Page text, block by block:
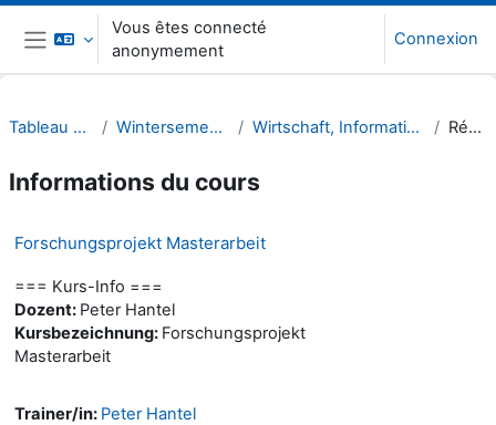
Passer au contenu principal
Panneau latéral
Vous êtes connecté
anonymement
Connexion
Tableau de bord Wintersemester 22/23 Wirtschaft, Informatik, Recht (WIR) Résumé
Informations du cours
Forschungsprojekt Masterarbeit
=== Kurs-Info ===
Dozent: Peter Hantel
Kursbezeichnung: Forschungsprojekt
Masterarbeit
Trainer/in: Peter Hantel